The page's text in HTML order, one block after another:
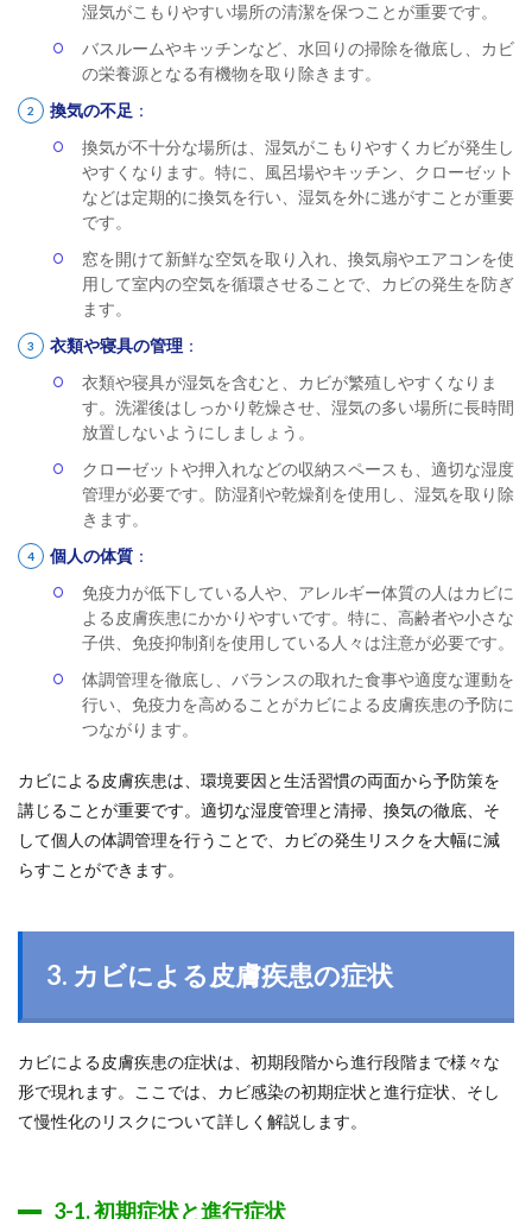
湿気がこもりやすい場所の清潔を保つことが重要です。
バスルームやキッチンなど、水回りの掃除を徹底し、カビ
の栄養源となる有機物を取り除きます。
換気の不足 ：
換気が不十分な場所は、湿気がこもりやすくカビが発生し
やすくなります。特に、風呂場やキッチン、クローゼット
などは定期的に換気を行い、湿気を外に逃がすことが重要
です。
窓を開けて新鮮な空気を取り入れ、換気扇やエアコンを使
用して室内の空気を循環させることで、カビの発生を防ぎ
ます。
衣類や寝具の管理 ：
衣類や寝具が湿気を含むと、カビが繁殖しやすくなりま
す。洗濯後はしっかり乾燥させ、湿気の多い場所に長時間
放置しないようにしましょう。
クローゼットや押入れなどの収納スペースも、適切な湿度
管理が必要です。防湿剤や乾燥剤を使用し、湿気を取り除
きます。
個人の体質 ：
免疫力が低下している人や、アレルギー体質の人はカビに
よる皮膚疾患にかかりやすいです。特に、高齢者や小さな
子供、免疫抑制剤を使用している人々は注意が必要です。
体調管理を徹底し、バランスの取れた食事や適度な運動を
行い、免疫力を高めることがカビによる皮膚疾患の予防に
つながります。
カビによる皮膚疾患は、環境要因と生活習慣の両面から予防策を
講じることが重要です。適切な湿度管理と清掃、換気の徹底、そ
して個人の体調管理を行うことで、カビの発生リスクを大幅に減
らすことができます。
3. カビによる皮膚疾患の症状
カビによる皮膚疾患の症状は、初期段階から進行段階まで様々な
形で現れます。ここでは、カビ感染の初期症状と進行症状、そし
て慢性化のリスクについて詳しく解説します。
3-1. 初期症状と進行症状